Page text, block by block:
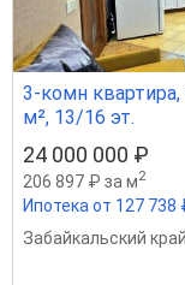
3-комн квартира,
м², 13/16 эт.
24 000 000 ₽
206 897 ₽ за м2
Ипотека от 127
Забайкальский край